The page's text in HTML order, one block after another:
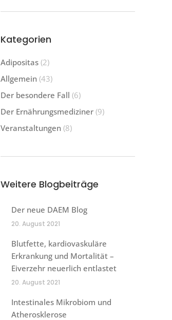
Kategorien
Adipositas(2)
Allgemein(43)
Der besondere Fall (6)
Der Ernährungsmediziner(9)
Veranstaltungen(8)
Weitere Blogbeiträge
Der neue DAEM Blog
20. August 2021
Blutfette, kardiovaskuläre
Erkrankung und Mortalität –
Eiverzehr neuerlich entlastet
20. August 2021
Intestinales Mikrobiom und
Atherosklerose